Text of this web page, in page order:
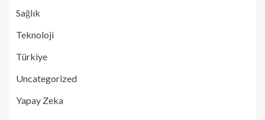
Sağlık
Teknoloji
Türkiye
Uncategorized
Yapay Zeka